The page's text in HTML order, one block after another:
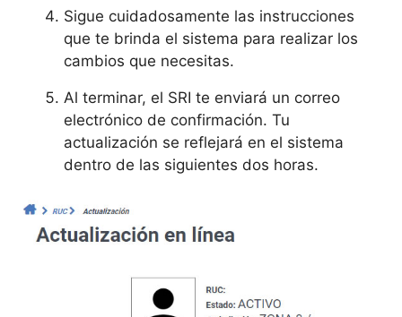
Sigue cuidadosamente las instrucciones
que te brinda el sistema para realizar los
cambios que necesitas.
Al terminar, el SRI te enviará un correo
electrónico de confirmación. Tu
actualización se reflejará en el sistema
dentro de las siguientes dos horas.